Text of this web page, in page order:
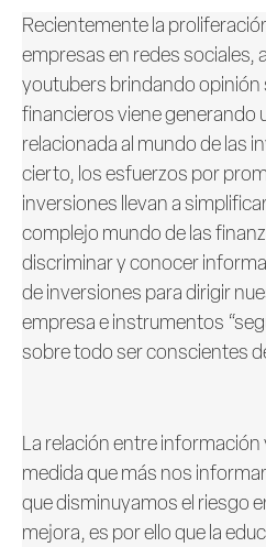
Recientemente la
empresas en redes sociales,
youtubers brindando
financieros viene generando
relacionada al mundo de las
cierto, los esfuerzos por
inversiones llevan a
complejo mundo de las
discriminar y conocer
de inversiones para dirigir
empresa e instrumentos
sobre todo ser conscientes
La relación entre información
medida que más nos
que disminuyamos el riesgo
mejora, es por ello que la